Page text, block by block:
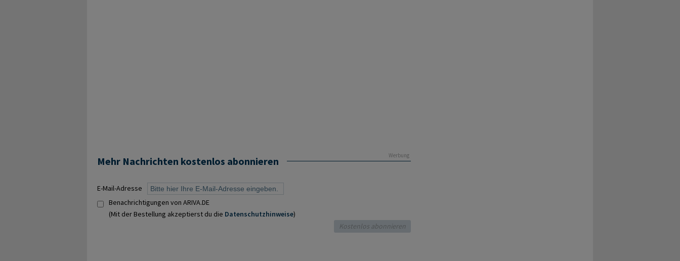
Werbung
Mehr Nachrichten kostenlos abonnieren
E-Mail-Adresse
Benachrichtigungen von ARIVA.DE
(Mit der Bestellung akzeptierst du die Datenschutzhinweise)